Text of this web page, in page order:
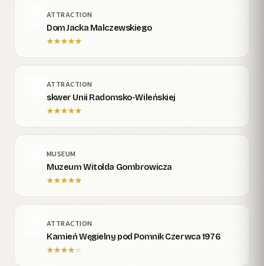
ATTRACTION
Dom Jacka Malczewskiego
★★★★★
ATTRACTION
skwer Unii Radomsko-Wileńskiej
★★★★★
MUSEUM
Muzeum Witolda Gombrowicza
★★★★★
ATTRACTION
Kamień Węgielny pod Pomnik Czerwca 1976
★★★★★